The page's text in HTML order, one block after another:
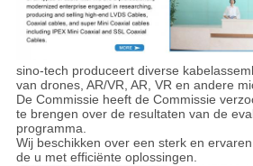
sino-tech produceert diverse
van drones, AR/VR, AR, VR en andere
De Commissie heeft de Commissie
te brengen over de resultaten van de
programma.
Wij beschikken over een sterk en
de u met efficiënte oplossingen.